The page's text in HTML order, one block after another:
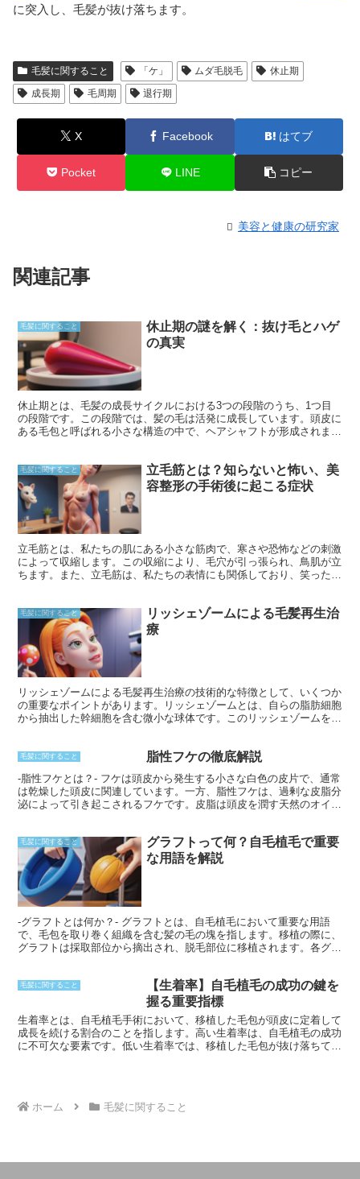
に突入し、毛髪が抜け落ちます。
毛髪に関すること 「ケ」 ムダ毛脱毛
休止期
成長期
毛周期 退行期
X Facebook はてブ
Pocket LINE コピー
美容と健康の研究家
関連記事
毛髪に関すること
休止期の謎を解く：抜け毛とハゲ
の真実
休止期とは、毛髪の成長サイクルにおける3つの段階のうち、1つ目
の段階です。この段階では、髪の毛は活発に成長しています。頭皮に
ある毛包と呼ばれる小さな構造の中で、ヘアシャフトが形成されま
毛髪に関すること
立毛筋とは？知らないと怖い、美
容整形の手術後に起こる症状
立毛筋とは、私たちの肌にある小さな筋肉で、寒さや恐怖などの刺激
によって収縮します。この収縮により、毛穴が引っ張られ、鳥肌が立
ちます。また、立毛筋は、私たちの表情にも関係しており、笑ったり
毛髪に関すること
リッシェゾームによる毛髪再生治
療
リッシェゾームによる毛髪再生治療の技術的な特徴として、いくつか
の重要なポイントがあります。リッシェゾームとは、自らの脂肪細胞
から抽出した幹細胞を含む微小な球体です。このリッシェゾームを薄
絶反応が少なく、安全性の高い治療であることです。さらに、単回の
あります。リッシェゾームによる毛髪再生治療は、薄毛に悩む方にと
って、新たな選択肢となり得るでしょう。
毛髪に関すること 脂性フケの徹底解説
-脂性フケとは？- フケは頭皮から発生する小さな白色の皮片で、通常
は乾燥した頭皮に関連しています。一方、脂性フケは、過剰な皮脂分
泌によって引き起こされるフケです。皮脂は頭皮を潤す天然のオイル
症状があります。このフケは、乾燥したフケよりも大きく、重く、黄
色っぽい色をしています。
毛髪に関すること
グラフトって何？自毛植毛で重要
な用語を解説
-グラフトとは何か？- グラフトとは、自毛植毛において重要な用語
で、毛包を取り巻く組織を含む髪の毛の塊を指します。移植の際に、
グラフトは採取部位から摘出され、脱毛部位に移植されます。各グラ
毛髪に関すること
【生着率】自毛植毛の成功の鍵を
握る重要指標
生着率とは、自毛植毛手術において、移植した毛包が頭皮に定着して
成長を続ける割合のことを指します。高い生着率は、自毛植毛の成功
に不可欠な要素です。低い生着率では、移植した毛包が抜け落ちてし
ホーム 毛髪に関すること